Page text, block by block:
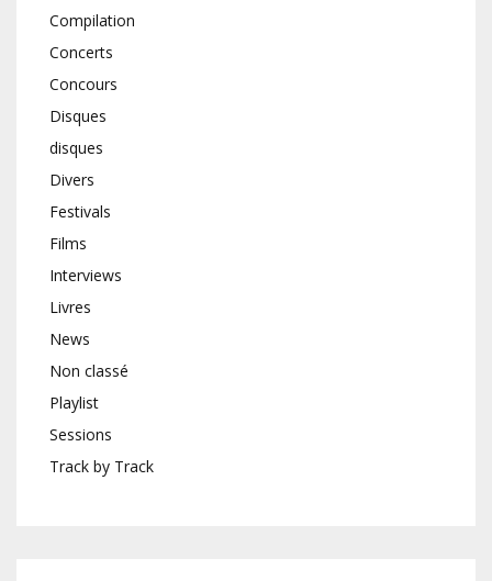
Compilation
Concerts
Concours
Disques
disques
Divers
Festivals
Films
Interviews
Livres
News
Non classé
Playlist
Sessions
Track by Track